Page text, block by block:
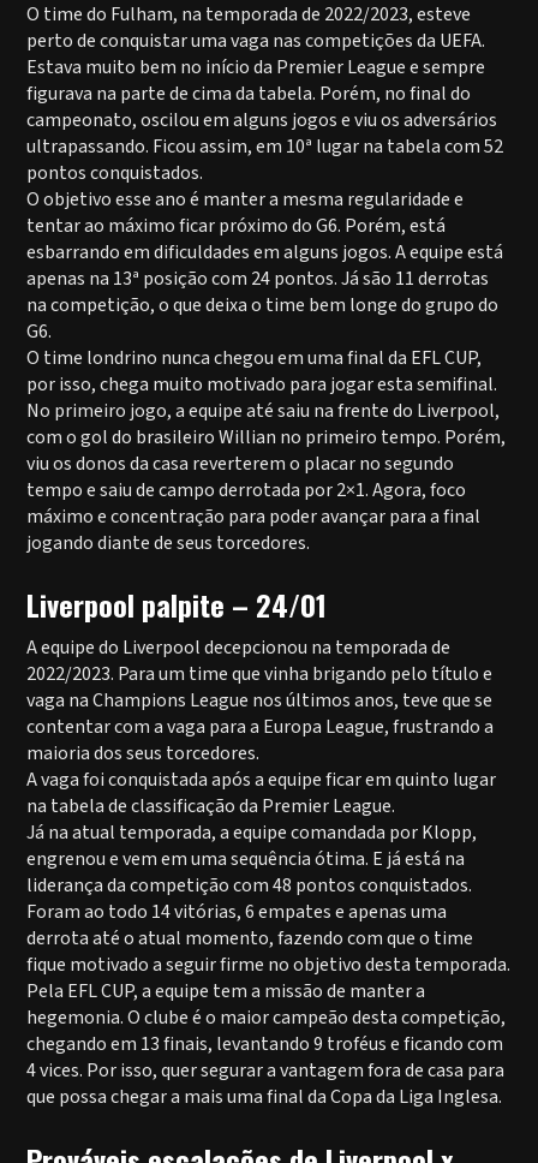
O time do Fulham, na temporada de 2022/2023, esteve
perto de conquistar uma vaga nas competições da UEFA.
Estava muito bem no início da Premier League e sempre
figurava na parte de cima da tabela. Porém, no final do
campeonato, oscilou em alguns jogos e viu os adversários
ultrapassando. Ficou assim, em 10ª lugar na tabela com 52
pontos conquistados.
O objetivo esse ano é manter a mesma regularidade e
tentar ao máximo ficar próximo do G6. Porém, está
esbarrando em dificuldades em alguns jogos. A equipe está
apenas na 13ª posição com 24 pontos. Já são 11 derrotas
na competição, o que deixa o time bem longe do grupo do
G6.
O time londrino nunca chegou em uma final da EFL CUP,
por isso, chega muito motivado para jogar esta semifinal.
No primeiro jogo, a equipe até saiu na frente do Liverpool,
com o gol do brasileiro Willian no primeiro tempo. Porém,
viu os donos da casa reverterem o placar no segundo
tempo e saiu de campo derrotada por 2×1. Agora, foco
máximo e concentração para poder avançar para a final
jogando diante de seus torcedores.
Liverpool palpite – 24/01
A equipe do Liverpool decepcionou na temporada de
2022/2023. Para um time que vinha brigando pelo título e
vaga na Champions League nos últimos anos, teve que se
contentar com a vaga para a Europa League, frustrando a
maioria dos seus torcedores.
A vaga foi conquistada após a equipe ficar em quinto lugar
na tabela de classificação da Premier League.
Já na atual temporada, a equipe comandada por Klopp,
engrenou e vem em uma sequência ótima. E já está na
liderança da competição com 48 pontos conquistados.
Foram ao todo 14 vitórias, 6 empates e apenas uma
derrota até o atual momento, fazendo com que o time
fique motivado a seguir firme no objetivo desta temporada.
Pela EFL CUP, a equipe tem a missão de manter a
hegemonia. O clube é o maior campeão desta competição,
chegando em 13 finais, levantando 9 troféus e ficando com
4 vices. Por isso, quer segurar a vantagem fora de casa para
que possa chegar a mais uma final da Copa da Liga Inglesa.